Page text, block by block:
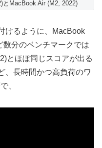
とMacBook Air (M2, 2022)
けるように、MacBook
数分のベンチマークでは
とほぼ同じスコアが出る
、長時間かつ高負荷のワ
、